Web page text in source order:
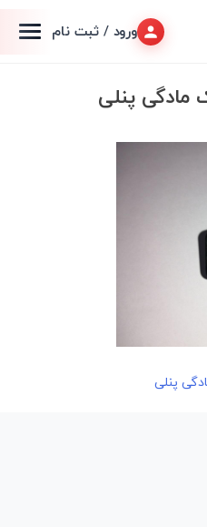
ورود / ثبت نام
مادگی پنلی
پنلی